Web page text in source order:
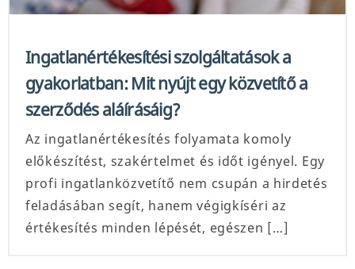
Ingatlanértékesítési szolgáltatások a
gyakorlatban: Mit nyújt egy közvetítő a
szerződés aláírásáig?
Az ingatlanértékesítés folyamata komoly
előkészítést, szakértelmet és időt igényel. Egy
profi ingatlanközvetítő nem csupán a hirdetés
feladásában segít, hanem végigkíséri az
értékesítés minden lépését, egészen […]